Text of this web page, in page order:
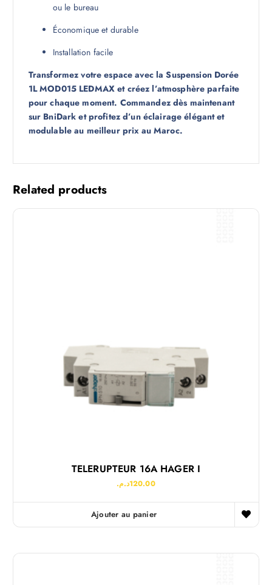
ou le bureau
Économique et durable
Installation facile
Transformez votre espace avec la Suspension Dorée
1L MOD015 LEDMAX et créez l’atmosphère parfaite
pour chaque moment. Commandez dès maintenant
sur BniDark et profitez d’un éclairage élégant et
modulable au meilleur prix au Maroc.
Related products
TELERUPTEUR 16A HAGER I
120.00د.م.
Ajouter au panier